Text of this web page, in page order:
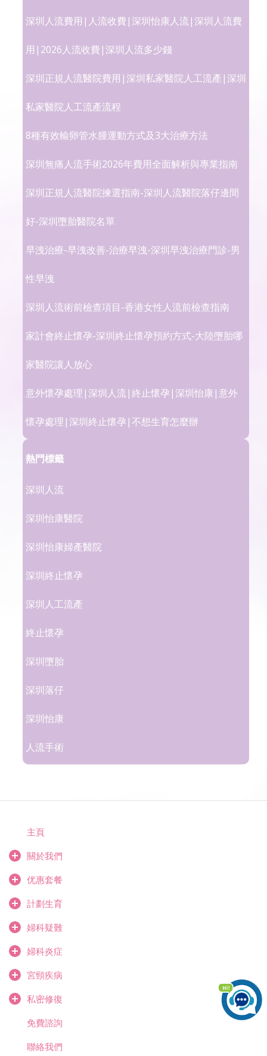
深圳人流費用|人流收費|深圳怡康人流|深圳人流費
用|2026人流收費|深圳人流多少錢
深圳正規人流醫院費用|深圳私家醫院人工流產|深圳
私家醫院人工流產流程
8種有效輸卵管水腫運動方式及3大治療方法
深圳無痛人流手術2026年費用全面解析與專業指南
深圳正規人流醫院揀選指南-深圳人流醫院落仔邊間
好-深圳墮胎醫院名單
早洩治療-早洩改善-治療早洩-深圳早洩治療門診-男
性早洩
深圳人流術前檢查項目-香港女性人流前檢查指南
家計會終止懷孕-深圳終止懷孕預約方式-大陸墮胎哪
家醫院讓人放心
意外懷孕處理|深圳人流|終止懷孕|深圳怡康|意外
懷孕處理|深圳終止懷孕|不想生育怎麼辦
熱門標籤
深圳人流
深圳怡康醫院
深圳怡康婦產醫院
深圳終止懷孕
深圳人工流產
終止懷孕
深圳墮胎
深圳落仔
深圳怡康
人流手術
主頁
關於我們
优惠套餐
計劃生育
婦科疑難
婦科炎症
宮頸疾病
私密修復
免費諮詢
聯絡我們